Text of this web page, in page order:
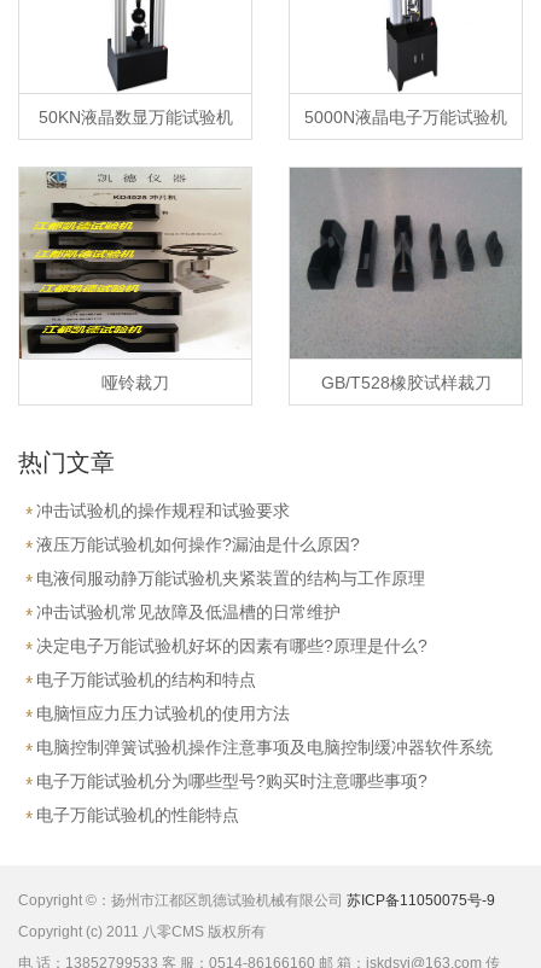
50KN液晶数显万能试验机 5000N液晶电子万能试验机
哑铃裁刀 GB/T528橡胶试样裁刀
热门文章
冲击试验机的操作规程和试验要求
液压万能试验机如何操作?漏油是什么原因?
电液伺服动静万能试验机夹紧装置的结构与工作原理
冲击试验机常见故障及低温槽的日常维护
决定电子万能试验机好坏的因素有哪些?原理是什么?
电子万能试验机的结构和特点
电脑恒应力压力试验机的使用方法
电脑控制弹簧试验机操作注意事项及电脑控制缓冲器软件系统
介绍
电子万能试验机分为哪些型号?购买时注意哪些事项?
电子万能试验机的性能特点
Copyright ©：扬州市江都区凯德试验机械有限公司 苏ICP备11050075号-9
Copyright (c) 2011 八零CMS 版权所有
电 话：13852799533 客 服：0514-86166160 邮 箱：jskdsyj@163.com 传